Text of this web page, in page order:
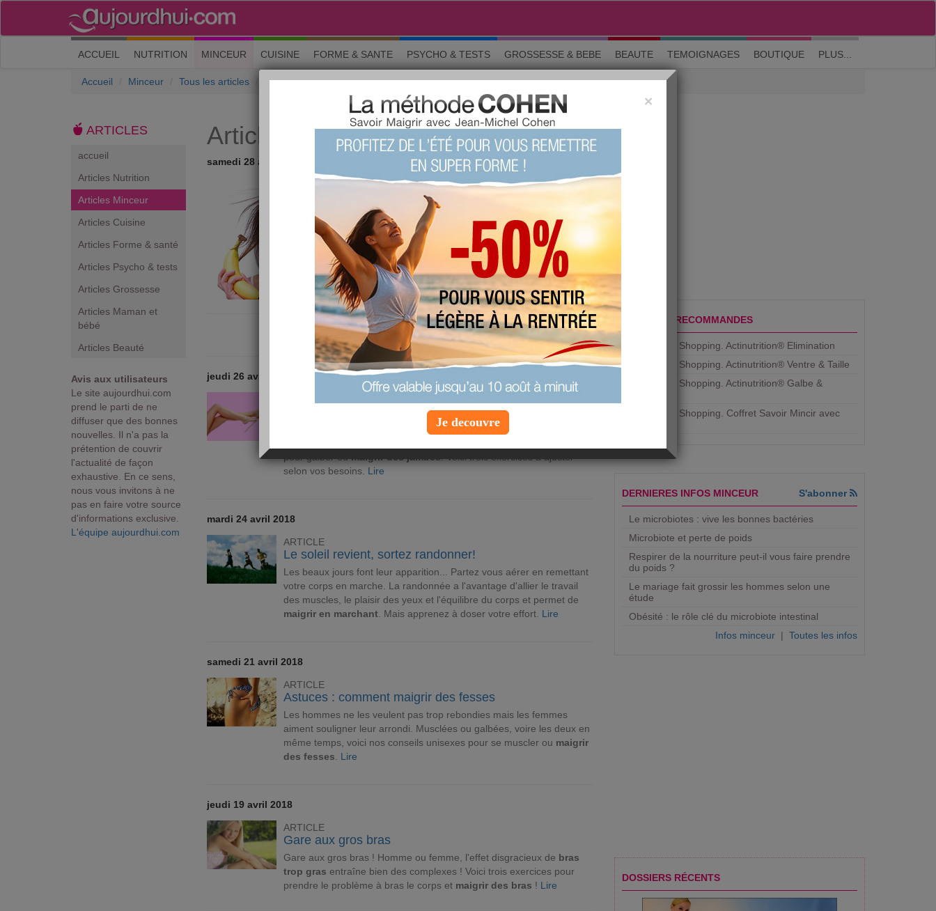
M'inscrire| Me connecter| ? Visite guidée
ACCUEIL (current)
NUTRITION MINCEUR CUISINE FORME & SANTE PSYCHO & TESTS GROSSESSE & BEBE BEAUTE TEMOIGNAGES BOUTIQUE PLUS...
Accueil Minceur Tous les articles Articles Minceur
ARTICLES
accueil
Articles Nutrition
Articles Minceur
Articles Cuisine
Articles Forme & santé
Articles Psycho & tests
Articles Grossesse
Articles Maman et
bébé
Articles Beauté
Avis aux utilisateurs
Le site aujourdhui.com
prend le parti de ne
diffuser que des bonnes
nouvelles. Il n'a pas la
prétention de couvrir
l'actualité de façon
exhaustive. En ce sens,
nous vous invitons à ne
pas en faire votre source
d'informations exclusive.
L'équipe aujourdhui.com
Articles Minceur
samedi 28 avril 2018
ARTICLE
Les fruits, amis ou ennemis de notre
ligne ?
Riches en sucre, les fruits sont souvent
accusés de faire grossir. Or on nous répète
sans cesse qu’il faut consommer 5 fruits et
légumes par jour, car c’est bon pour la santé.
Alors on fait quoi ?
Lire
jeudi 26 avril 2018
Comment galber vos jambes
Avoir de belles jambes, ça se mérite ! Inutile de battre des records
pour galber oumaigrir des jambes. Voici trois exercices à ajuster
selon vos besoins. Lire
mardi 24 avril 2018
ARTICLE
Le soleil revient, sortez randonner!
Les beaux jours font leur apparition... Partez vous aérer en remettant
votre corps en marche. La randonnée a l'avantage d'allier le travail
des muscles, le plaisir des yeux et l'équilibre du corps et permet de
maigrir en marchant . Mais apprenez à doser votre effort. Lire
samedi 21 avril 2018
ARTICLE
Astuces : comment maigrir des fesses
Les hommes ne les veulent pas trop rebondies mais les femmes
aiment souligner leur arrondi. Musclées ou galbées, voire les deux en
même temps, voici nos conseils unisexes pour se muscler ou maigrir
des fesses
Lire
jeudi 19 avril 2018
ARTICLE
Gare aux gros bras
Gare aux gros bras ! Homme ou femme, l'effet disgracieux de bras
trop gras entraîne bien des complexes ! Voici trois exercices pour
prendre le problème à bras le corps et maigrir des bras ! Lire
PRODUITS RECOMMANDES
Aujourdhui Shopping. Actinutrition® Elimination
Aujourdhui Shopping. Actinutrition® Ventre & Taille
Aujourdhui Shopping. Actinutrition® Galbe &
Aujourdhui Shopping. ​Coffret Savoir Mincir avec
DERNIERES INFOS MINCEUR S'abonner
Le microbiotes : vive les bonnes bactéries
Microbiote et perte de poids
Respirer de la nourriture peut-il vous faire prendre
du poids ?
Le mariage fait grossir les hommes selon une
étude
Obésité : le rôle clé du microbiote intestinal
Infos minceur | Toutes les infos
DOSSIERS RÉCENTS
×
Je decouvre